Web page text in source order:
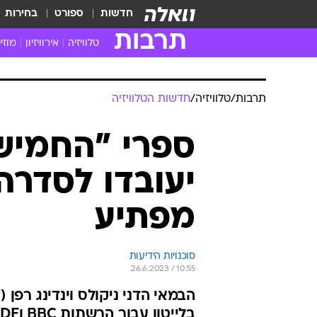
חדשות ספורט בחירות
תרבות טלוויזיה
טלוויזיה ישראלית
טלוויזיה מחו"ל
סדרות מומלצות
האח הגדול
אירוויזיון
תרבות/טלוויזיה/חדשות הטלוויזיה
ספרי
יעובדו
מפתיע
סוכנויות הידיעות
26.6.2023 / 10:55
הבמאי הדני ניקולס וינדינג